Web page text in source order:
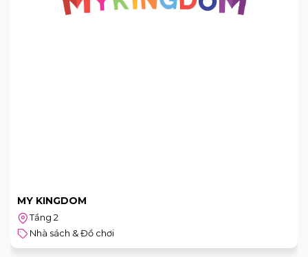
MY KINGDOM
Tầng 2
Nhà sách & Đồ chơi